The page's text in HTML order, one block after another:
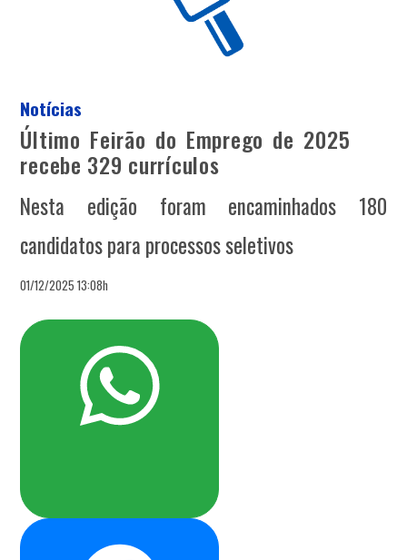
Notícias
Último Feirão do Emprego de 2025
recebe 329 currículos
Nesta edição foram encaminhados 180
candidatos para processos seletivos
01/12/2025 13:08h